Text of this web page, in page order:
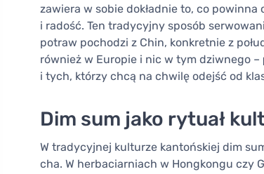
zawiera w sobie dokładnie to, co
i radość. Ten tradycyjny sposób
potraw pochodzi z Chin, konkretnie z
również w Europie i nic w tym dziwnego –
i tych, którzy chcą na chwilę odejść od
Dim sum jako rytuał
W tradycyjnej kulturze kantońskiej dim
cha. W herbaciarniach w Hongkongu czy